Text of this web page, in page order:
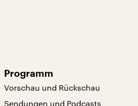
Programm
Vorschau und Rückschau
Sendungen und Podcasts